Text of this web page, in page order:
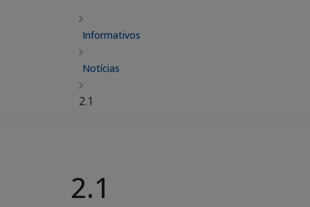
Informativos
Notícias
2.1
2.1